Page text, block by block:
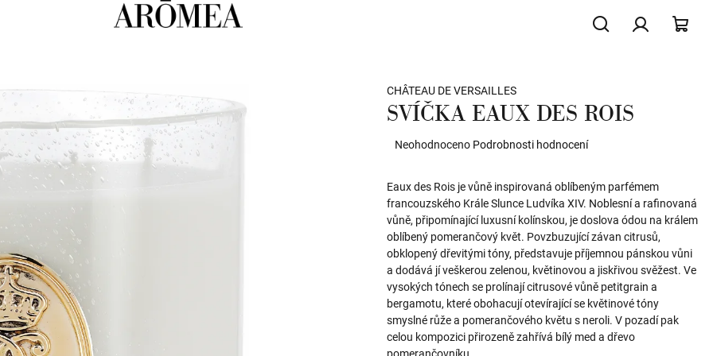
CHÂTEAU DE VERSAILLES
SVÍČKA EAUX DES ROIS
Průměrné
je
0,0
z
5
hvězdiček.
Neohodnoceno Podrobnosti hodnocení
Eaux des Rois je vůně inspirovaná oblíbeným parfémem
francouzského Krále Slunce Ludvíka XIV. Noblesní a rafinovaná
vůně, připomínající luxusní kolínskou, je doslova ódou na králem
oblíbený pomerančový květ. Povzbuzující závan citrusů,
obklopený dřevitými tóny, představuje příjemnou pánskou vůni
a dodává jí veškerou zelenou, květinovou a jiskřivou svěžest. Ve
vysokých tónech se prolínají citrusové vůně petitgrain a
bergamotu, které obohacují otevírající se květinové tóny
smyslné růže a pomerančového květu s neroli. V pozadí pak
celou kompozici přirozeně zahřívá bílý med a dřevo